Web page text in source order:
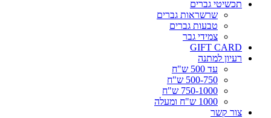
תכשיטי גברים
שרשראות גברים
טבעות גברים
צמידי גבר
GIFT CARD
רעיון למתנה
עד 500 ש"ח
500-750 ש"ח
750-1000 ש"ח
1000 ש"ח ומעלה
צור קשר